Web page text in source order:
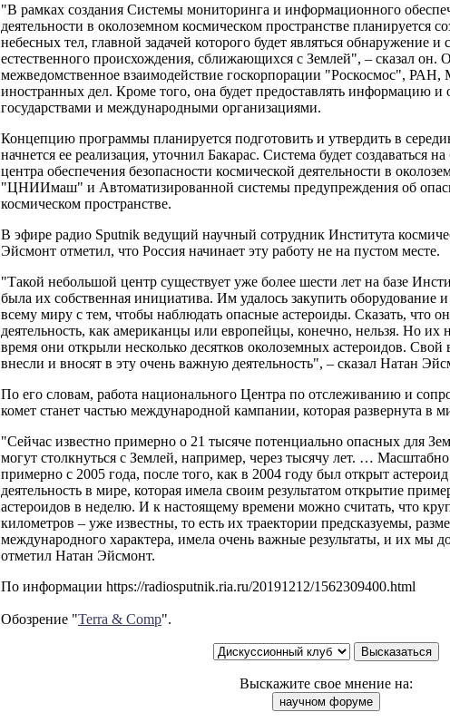
"В рамках создания Системы мониторинга и информационного
деятельности в околоземном космическом пространстве планируется
небесных тел, главной задачей которого будет являться обнаружение
естественного происхождения, сближающихся с Землей", – сказал он.
межведомственное взаимодействие госкорпорации "Роскосмос",
иностранных дел. Кроме того, она будет предоставлять информацию
государствами и международными организациями.
Концепцию программы планируется подготовить и утвердить в
начнется ее реализация, уточнил Бакарас. Система будет создаваться
центра обеспечения безопасности космической деятельности в
"ЦНИИмаш" и Автоматизированной системы предупреждения об
космическом пространстве.
В эфире радио Sputnik ведущий научный сотрудник Института
Эйсмонт отметил, что Россия начинает эту работу не на пустом месте.
"Такой небольшой центр существует уже более шести лет на базе
была их собственная инициатива. Им удалось закупить оборудование
всему миру с тем, чтобы наблюдать опасные астероиды. Сказать, что
деятельность, как американцы или европейцы, конечно, нельзя. Но их
время они открыли несколько десятков околоземных астероидов.
внесли и вносят в эту очень важную деятельность", – сказал Натан
По его словам, работа национального Центра по отслеживанию и
комет станет частью международной кампании, которая развернута в
"Сейчас известно примерно о 21 тысяче потенциально опасных для
могут столкнуться с Землей, например, через тысячу лет. … Масштабно
примерно с 2005 года, после того, как в 2004 году был открыт
деятельность в мире, которая имела своим результатом открытие
астероидов в неделю. И к настоящему времени можно считать, что
километров – уже известны, то есть их траектории предсказуемы,
международного характера, имела очень важные результаты, и их мы
отметил Натан Эйсмонт.
По информации https://radiosputnik.ria.ru/20191212/1562309400.html
Обозрение "Terra & Comp".
Выскажите свое мнение на: